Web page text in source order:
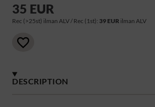
35 EUR
Rec (>25st) ilman ALV / Rec (1st): 39 EUR ilman ALV
DESCRIPTION